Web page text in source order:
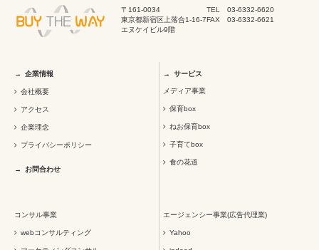
〒161-0034
東京都新宿区上落合1-16-7
エヌケイビル9階
TEL 03-6332-6620
FAX 03-6332-6621
企業情報
会社概要
アクセス
企業理念
プライバシーポリシー
お問合わせ
サービス
メディア事業
保育box
ねお保育box
子育てbox
食の花道
コンサル事業
webコンサルティング
エージェンシー事業(広告代理業)
Yahoo